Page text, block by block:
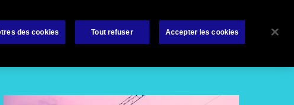
contratBibliothèqueÀ propos de nousContactez-nous
des cookies Tout refuser Accepter les cookies